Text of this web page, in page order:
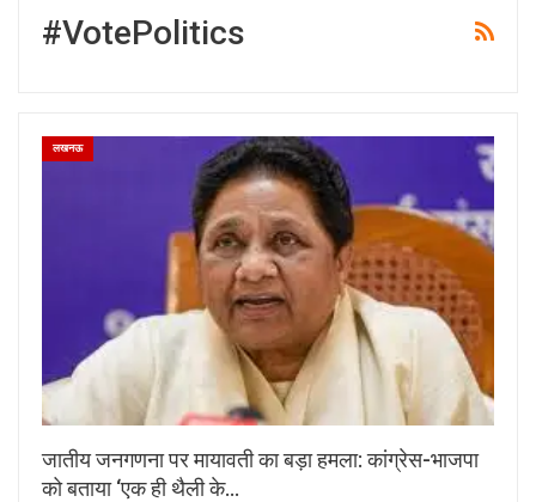
#VotePolitics
लखनऊ
जातीय जनगणना पर मायावती का बड़ा हमला: कांग्रेस-भाजपा
को बताया ‘एक ही थैली के…